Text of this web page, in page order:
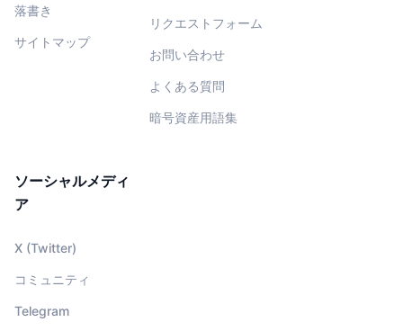
落書き
サイトマップ
リクエストフォーム
お問い合わせ
よくある質問
暗号資産用語集
ソーシャルメディ
ア
X (Twitter)
コミュニティ
Telegram